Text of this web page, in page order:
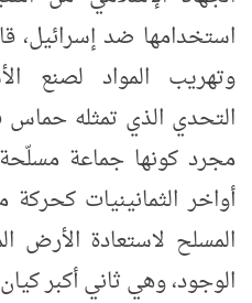
استخدامها ضد إسرائيل،
وتهريب المواد لصنع
التحدي الذي تمثله حماس
مجرد كونها جماعة
أواخر الثمانينيات كحركة
المسلح لاستعادة الأرض
الوجود، وهي ثاني أكبر